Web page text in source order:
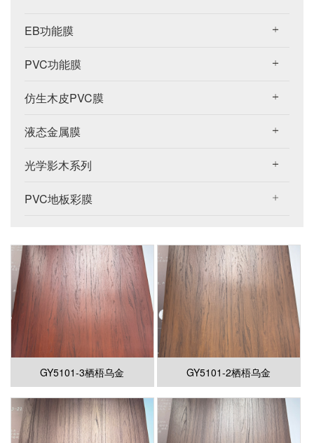
EB功能膜
PVC功能膜
仿生木皮PVC膜
液态金属膜
光学影木系列
PVC地板彩膜
GY5101-3栖梧乌金 GY5101-2栖梧乌金